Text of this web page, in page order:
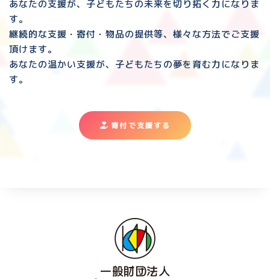
あなたの支援が、子どもたちの未来を切り拓く力になりま
す。
継続的な支援・寄付・物品の提供等、様々な方法でご支援
頂けます。
あなたの温かい支援が、子どもたちの夢を育む力になりま
す。
寄付で支援する